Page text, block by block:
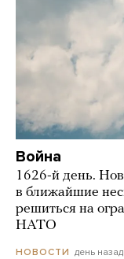
Война
1626-й день.
в ближайшие
решиться на
НАТО
НОВОСТИ день назад